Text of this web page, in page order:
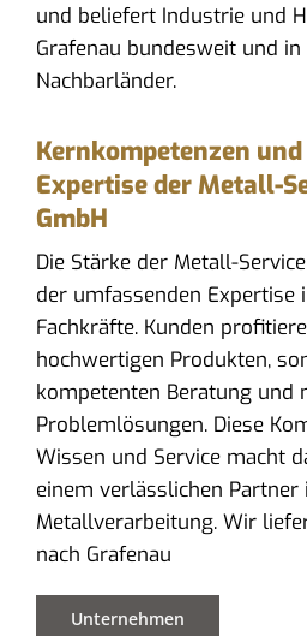
und beliefert Industrie und
Grafenau bundesweit und
Nachbarländer.
Kernkompetenzen
Expertise der Metall-
GmbH
Die Stärke der Metall-
der umfassenden Expertise
Fachkräfte. Kunden
hochwertigen Produkten,
kompetenten Beratung und
Problemlösungen. Diese
Wissen und Service macht
einem verlässlichen Partner
Metallverarbeitung. Wir
nach Grafenau
Unternehmen